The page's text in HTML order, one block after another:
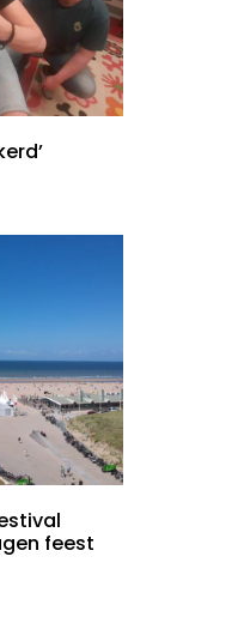
feest